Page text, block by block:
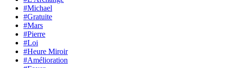
#Michael
#Gratuite
#Mars
#Pierre
#Loi
#Heure Miroir
#Amélioration